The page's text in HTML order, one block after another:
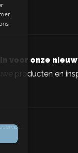
voor onze
producten en